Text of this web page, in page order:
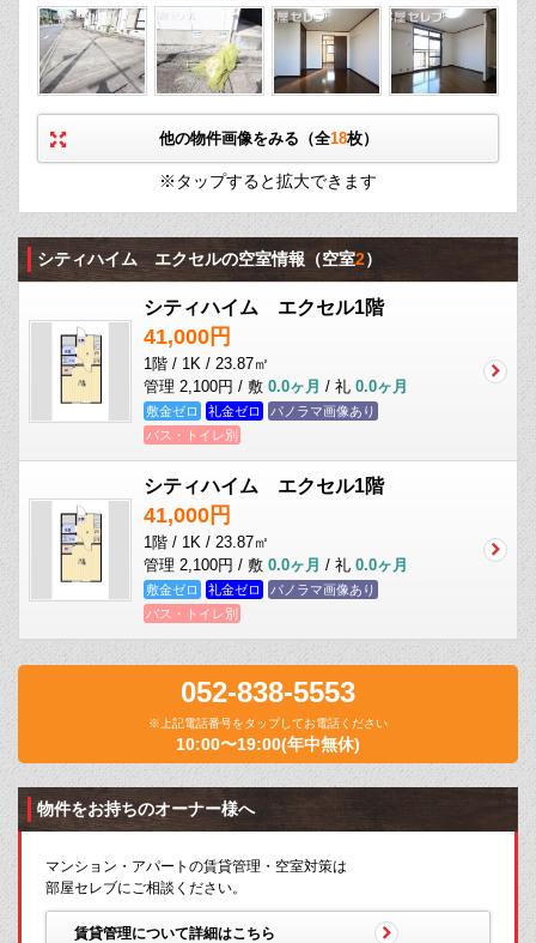
他の物件画像をみる（全18枚）
※タップすると拡大できます
シティハイム エクセルの空室情報 （空室2）
シティハイム エクセル1階
41,000円
1階 / 1K / 23.87㎡
管理 2,100円 / 敷 0.0ヶ月 / 礼 0.0ヶ月
敷金ゼロ 礼金ゼロ
パノラマ画像あり
バス・トイレ別
シティハイム エクセル1階
41,000円
1階 / 1K / 23.87㎡
管理 2,100円 / 敷 0.0ヶ月 / 礼 0.0ヶ月
敷金ゼロ 礼金ゼロ
パノラマ画像あり
バス・トイレ別
052-838-5553
※上記電話番号をタップしてお電話ください
10:00〜19:00(年中無休)
物件をお持ちのオーナー様へ
マンション・アパートの賃貸管理・空室対策は
部屋セレブにご相談ください。
賃貸管理について詳細はこちら